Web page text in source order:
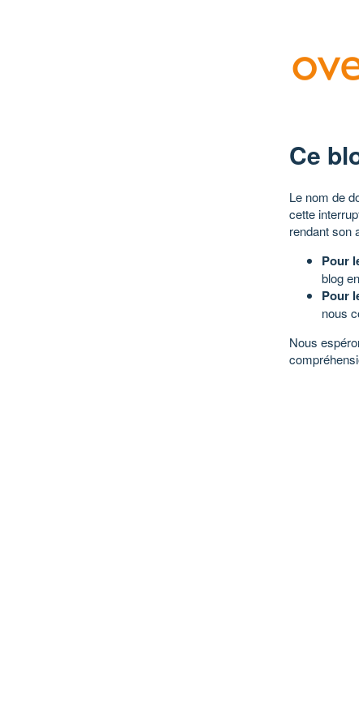
Ce
Le nom de
cette
rendant son
Pour
blog
Pour
nous
Nous